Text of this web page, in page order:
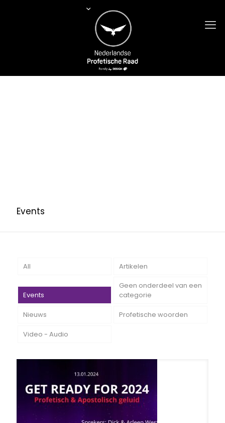
Events
All Artikelen
Events
Geen onderdeel van een
categorie
Nieuws Profetische woorden
Video - Audio